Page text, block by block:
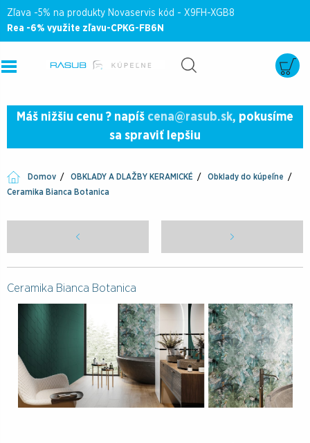
Zľava -5% na produkty Novaservis kód - X9FH-XGB8
Rea -6% využite zľavu-CPKG-FB6N
Máš nižšiu cenu ? napíš cena@rasub.sk, pokusíme
sa spraviť lepšiu
Domov OBKLADY A DLAŽBY KERAMICKÉ
Obklady do kúpeľne
Ceramika Bianca Botanica
Ceramika Bianca Botanica